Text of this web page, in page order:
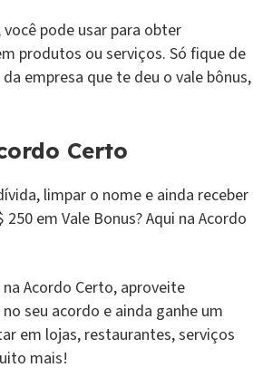
pode usar para obter
produtos ou serviços. Só fique de
empresa que te deu o vale bônus,
Certo
limpar o nome e ainda receber
em Vale Bonus? Aqui na Acordo
Acordo Certo, aproveite
seu acordo e ainda ganhe um
em lojas, restaurantes, serviços
mais!